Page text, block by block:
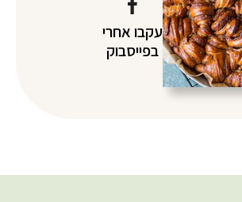
עקבו אחרי
בפייסבוק